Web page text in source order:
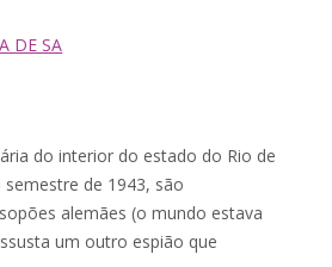
DE SA
do interior do estado do Rio de
semestre de 1943, são
alemães (o mundo estava
um outro espião que